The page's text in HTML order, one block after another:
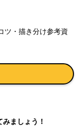
ツ・描き分け参考資
ましょう！